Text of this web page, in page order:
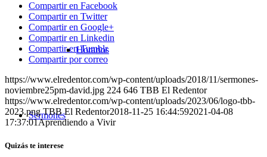
Horarios
Sermones
Compartir en Facebook
Compartir en Twitter
Compartir en Google+
Compartir en Linkedin
Compartir en Tumblr
Compartir por correo
https://www.elredentor.com/wp-content/uploads/2018/11/sermones-
noviembre25pm-david.jpg 224 646 TBB El Redentor
https://www.elredentor.com/wp-content/uploads/2023/06/logo-tbb-
2023.png TBB El Redentor2018-11-25 16:44:592021-04-08
17:37:01Aprendiendo a Vivir
Quizás te interese